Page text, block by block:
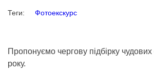
Теги: Фотоекскурс
Пропонуємо чергову підбірку чудових
року.